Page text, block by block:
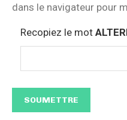
dans le navigateur pour
Recopiez le mot